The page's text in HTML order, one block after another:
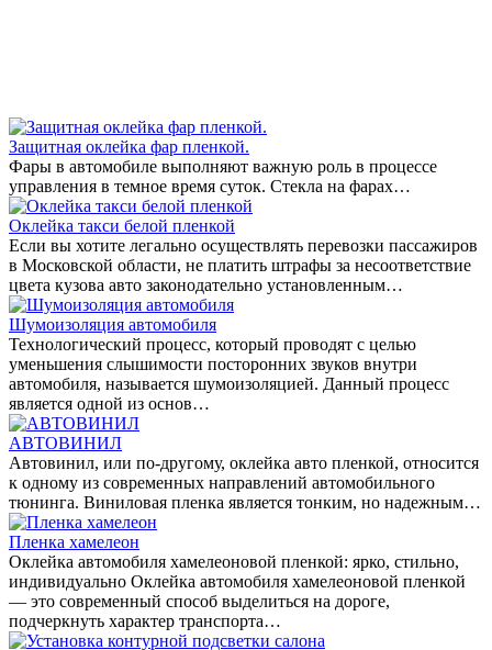
Защитная оклейка фар пленкой.
Фары в автомобиле выполняют важную роль в процессе
управления в темное время суток. Стекла на фарах…
Оклейка такси белой пленкой
Если вы хотите легально осуществлять перевозки пассажиров
в Московской области, не платить штрафы за несоответствие
цвета кузова авто законодательно установленным…
Шумоизоляция автомобиля
Технологический процесс, который проводят с целью
уменьшения слышимости посторонних звуков внутри
автомобиля, называется шумоизоляцией. Данный процесс
является одной из основ…
АВТОВИНИЛ
Автовинил, или по-другому, оклейка авто пленкой, относится
к одному из современных направлений автомобильного
тюнинга. Виниловая пленка является тонким, но надежным…
Пленка хамелеон
Оклейка автомобиля хамелеоновой пленкой: ярко, стильно,
индивидуально Оклейка автомобиля хамелеоновой пленкой
— это современный способ выделиться на дороге,
подчеркнуть характер транспорта…